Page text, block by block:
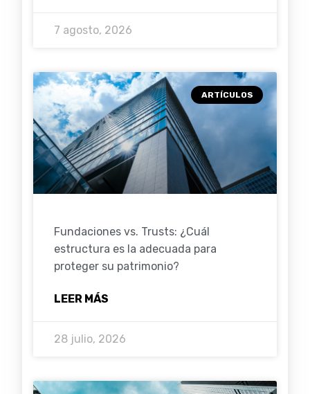
7 agosto, 2026
ARTÍCULOS
Fundaciones vs. Trusts: ¿Cuál
estructura es la adecuada para
proteger su patrimonio?
LEER MÁS
28 julio, 2026